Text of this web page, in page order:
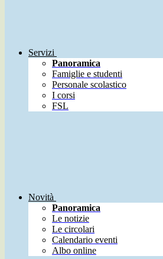
Servizi
Panoramica
Famiglie e studenti
Personale scolastico
I corsi
FSL
Novità
Panoramica
Le notizie
Le circolari
Calendario eventi
Albo online